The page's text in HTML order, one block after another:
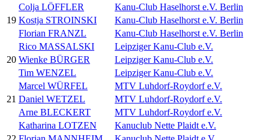
19
Colja LÖFFLER
Kanu-Club Haselhorst e.V. Berlin
Kostja STROINSKI
Kanu-Club Haselhorst e.V. Berlin
Florian FRANZL
Kanu-Club Haselhorst e.V. Berlin
20
Rico MASSALSKI
Leipziger Kanu-Club e.V.
Wienke BÜRGER
Leipziger Kanu-Club e.V.
Tim WENZEL
Leipziger Kanu-Club e.V.
21
Marcel WÜRFEL
MTV Luhdorf-Roydorf e.V.
Daniel WETZEL
MTV Luhdorf-Roydorf e.V.
Arne BLECKERT
MTV Luhdorf-Roydorf e.V.
Katharina LOTZEN
Kanuclub Nette Plaidt e.V.